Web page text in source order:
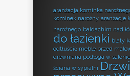
aranżacja kominka
kominek narożny aranżacje
narożnego baldachim nad
do łazienki blaty
odtłuścić meble przed
drewniana podłoga w salonie
ściana w sypialni Drzwi